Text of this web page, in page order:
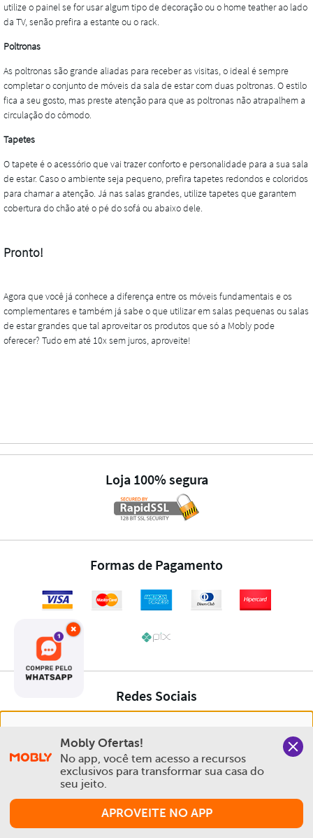
experiência na Mobly. Quando você navega no nosso site,
aceita esta condição
Política de Privacidade e Cookies
×
Mobly Ofertas!
No app, você tem acesso a recursos
exclusivos para transformar sua casa do
seu jeito.
APROVEITE NO APP